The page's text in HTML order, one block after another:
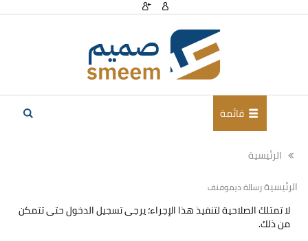
قائمة
الرئيسية
الرئيسيةرسالة ديموفنف
لا تمتلك الصلاحية لتنفيذ هذا الإجراء؛ يرجى تسجيل الدخول حتى تتمكن
من ذلك.